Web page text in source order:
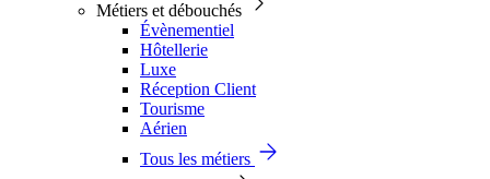
Métiers et débouchés
Évènementiel
Hôtellerie
Luxe
Réception Client
Tourisme
Aérien
Tous les métiers